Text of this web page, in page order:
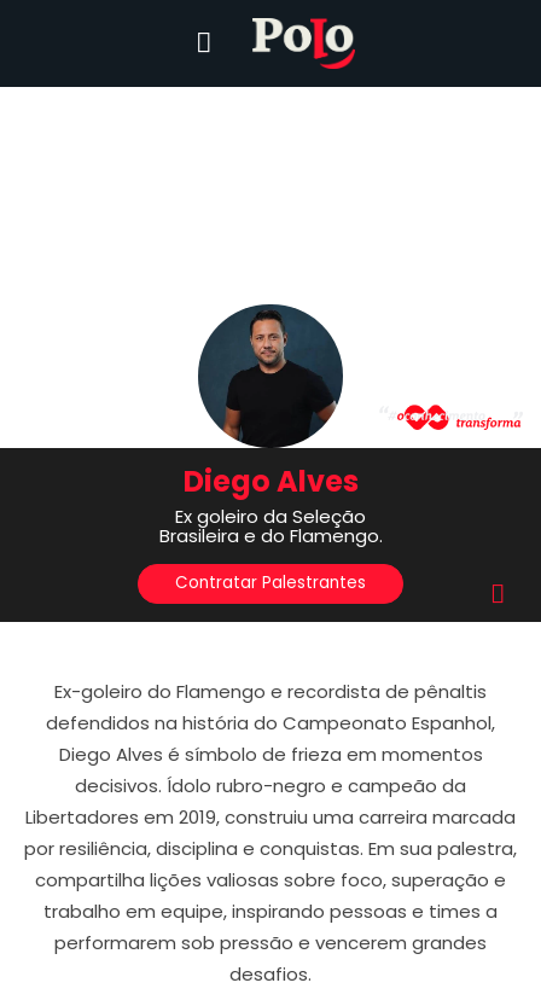
Diego Alves
Ex goleiro da Seleção
Brasileira e do Flamengo.
Contratar Palestrantes
Ex-goleiro do Flamengo e recordista de pênaltis
defendidos na história do Campeonato Espanhol,
Diego Alves é símbolo de frieza em momentos
decisivos. Ídolo rubro-negro e campeão da
Libertadores em 2019, construiu uma carreira marcada
por resiliência, disciplina e conquistas. Em sua palestra,
compartilha lições valiosas sobre foco, superação e
trabalho em equipe, inspirando pessoas e times a
performarem sob pressão e vencerem grandes
desafios.